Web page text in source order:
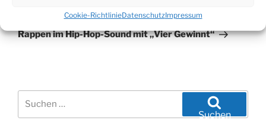
Cookie-RichtlinieDatenschutzImpressum
Beitrag
Rappen im Hip-Hop-Sound mit „Vier Gewinnt“
Suchen